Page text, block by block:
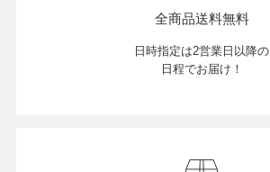
FOLLOW US
全商品送料無料
日時指定は2営業日以降の
日程でお届け！